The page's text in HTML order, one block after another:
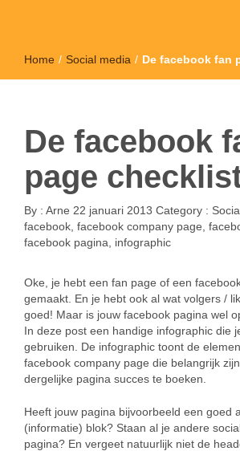
Home / Social media / De facebook fan
De facebook
page
By : Arne 22 januari 2013 Category :
facebook facebook company page
facebook pagina
infographic
Oke, je hebt een fan page of een
gemaakt. En je hebt ook al wat volgers /
goed! Maar is jouw facebook pagina wel
In deze post een handige infographic die
gebruiken. De infographic toont de
facebook company page die belangrijk
dergelijke pagina succes te boeken.
Heeft jouw pagina bijvoorbeeld een goed
(informatie) blok? Staan al je andere
pagina? En vergeet natuurlijk niet de